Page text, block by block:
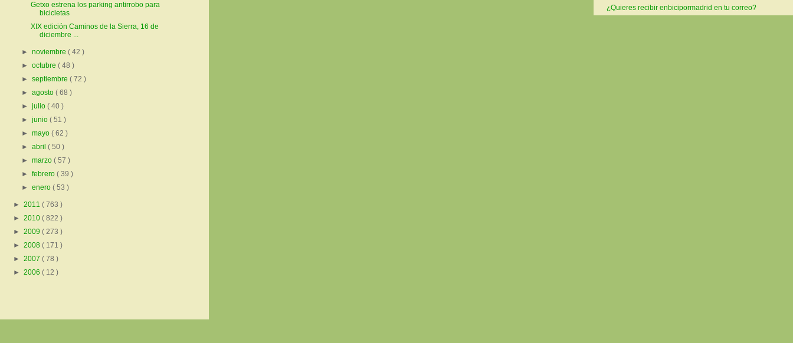
Getxo estrena los parking antirrobo para
bicicletas
XIX edición Caminos de la Sierra, 16 de
diciembre ...
►noviembre( 42 )
►octubre( 48 )
►septiembre( 72 )
►agosto( 68 )
►julio( 40 )
►junio( 51 )
►mayo( 62 )
►abril( 50 )
►marzo( 57 )
►febrero( 39 )
►enero( 53 )
► 2011 ( 763 )
► 2010 ( 822 )
► 2009 ( 273 )
► 2008 ( 171 )
► 2007 ( 78 )
► 2006 ( 12 )
¿Quieres recibir enbicipormadrid en tu correo?